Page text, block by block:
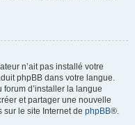
n’ait pas installé votre
phpBB dans votre langue.
d’installer la langue
et partager une nouvelle
sur le site Internet de phpBB®.